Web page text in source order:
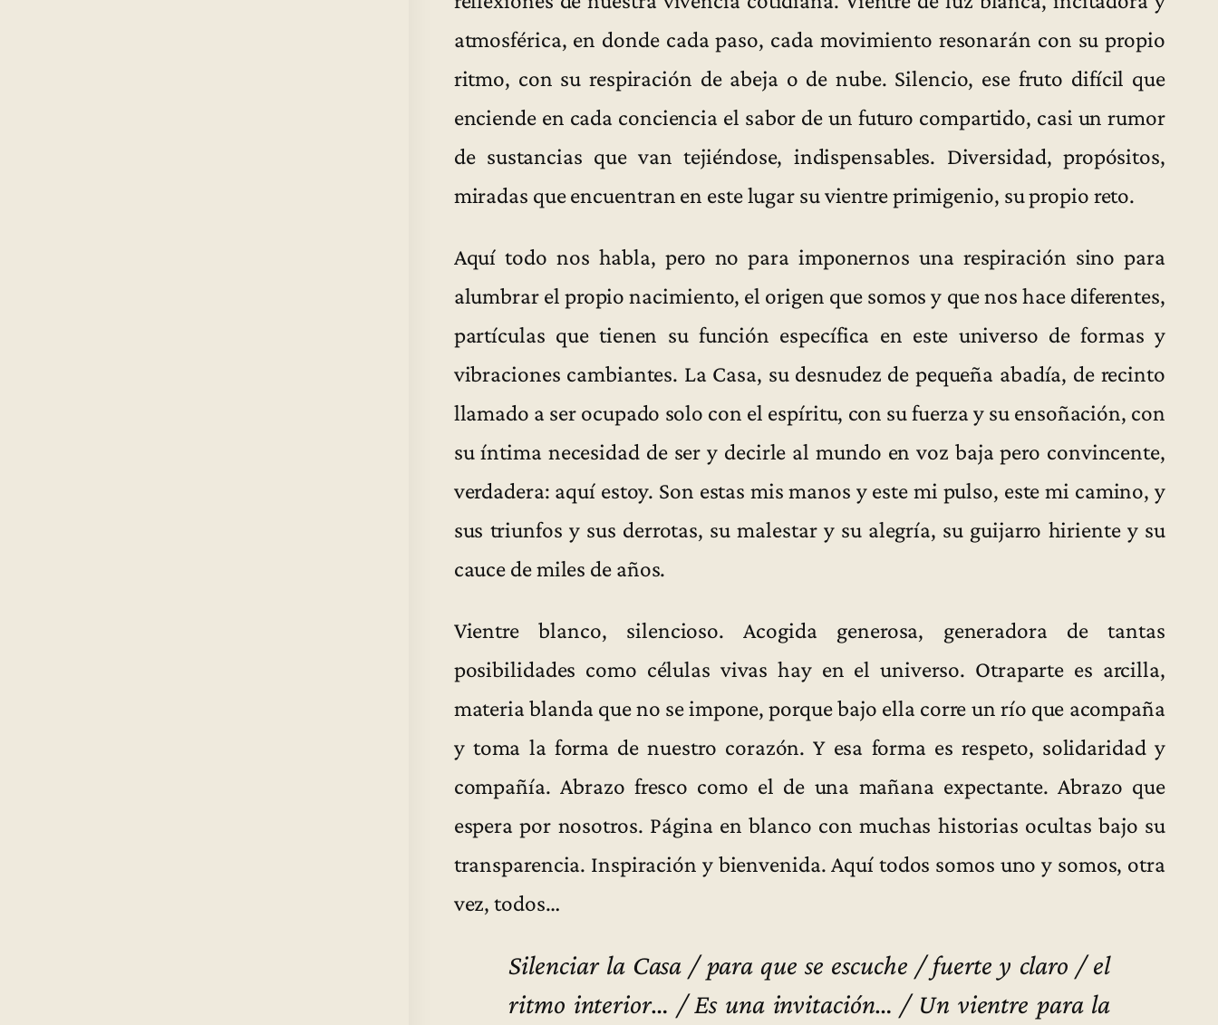
atmosférica, en donde cada paso, cada movimiento resonarán con su propio
ritmo, con su respiración de abeja o de nube. Silencio, ese fruto difícil que
enciende en cada conciencia el sabor de un futuro compartido, casi un rumor
de sustancias que van tejiéndose, indispensables. Diversidad, propósitos,
miradas que encuentran en este lugar su vientre primigenio, su propio reto.
Aquí todo nos habla, pero no para imponernos una respiración sino para
alumbrar el propio nacimiento, el origen que somos y que nos hace diferentes,
partículas que tienen su función específica en este universo de formas y
vibraciones cambiantes. La Casa, su desnudez de pequeña abadía, de recinto
llamado a ser ocupado solo con el espíritu, con su fuerza y su ensoñación, con
su íntima necesidad de ser y decirle al mundo en voz baja pero convincente,
verdadera: aquí estoy. Son estas mis manos y este mi pulso, este mi camino, y
sus triunfos y sus derrotas, su malestar y su alegría, su guijarro hiriente y su
cauce de miles de años.
Vientre blanco, silencioso. Acogida generosa, generadora de tantas
posibilidades como células vivas hay en el universo. Otraparte es arcilla,
materia blanda que no se impone, porque bajo ella corre un río que acompaña
y toma la forma de nuestro corazón. Y esa forma es respeto, solidaridad y
compañía. Abrazo fresco como el de una mañana expectante. Abrazo que
espera por nosotros. Página en blanco con muchas historias ocultas bajo su
transparencia. Inspiración y bienvenida. Aquí todos somos uno y somos, otra
vez, todos…
Silenciar la Casa / para que se escuche / fuerte y claro / el
ritmo interior… / Es una invitación… / Un vientre para la